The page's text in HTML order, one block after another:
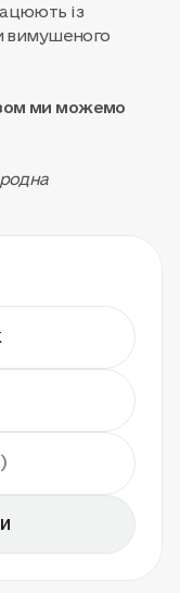
із
вимушеного
ми можемо